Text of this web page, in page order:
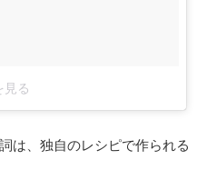
見る
は、独自のレシピで作られる